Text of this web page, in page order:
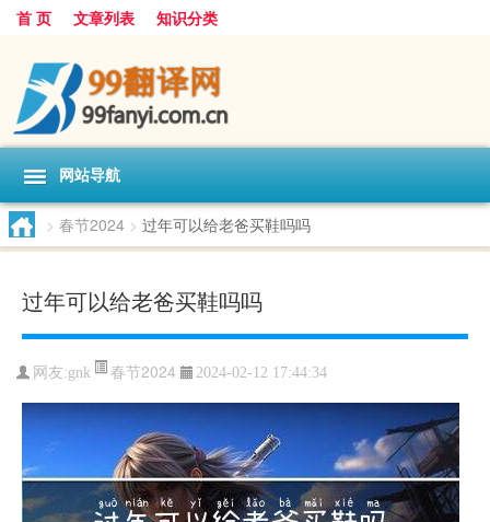
首 页 文章列表 知识分类
网站导航
> 春节2024 > 过年可以给老爸买鞋吗吗
过年可以给老爸买鞋吗吗
网友:gnk 春节2024 2024-02-12 17:44:34